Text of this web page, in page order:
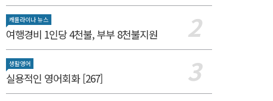
캐롤라이나 뉴스
여행경비 1인당 4천불, 부부 8천불지원
생활영어
실용적인 영어회화 [267]